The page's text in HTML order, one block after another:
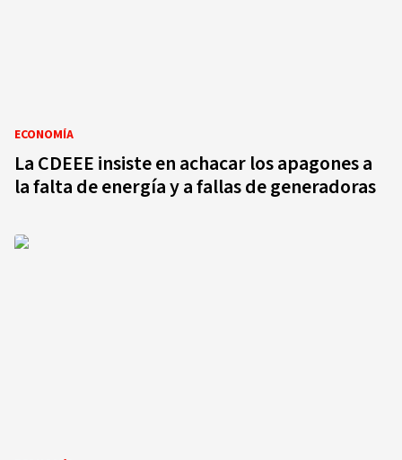
ECONOMÍA
La CDEEE insiste en achacar los apagones a
la falta de energía y a fallas de generadoras